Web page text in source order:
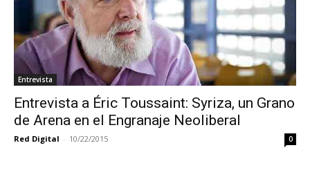
Entrevista
Entrevista a Éric Toussaint: Syriza, un Grano
de Arena en el Engranaje Neoliberal
Red Digital - 10/22/2015 0